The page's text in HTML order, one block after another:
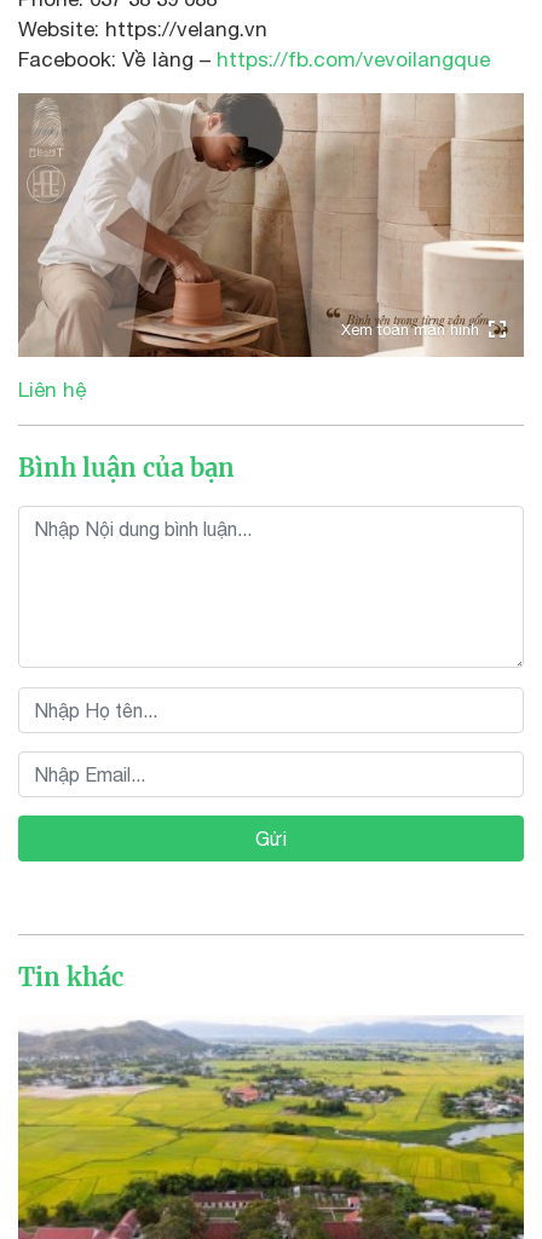
Website: https://velang.vn
Facebook: Về làng – https://fb.com/vevoilangque
Xem toàn màn hình
Liên hệ
Bình luận của bạn
Gửi
Tin khác